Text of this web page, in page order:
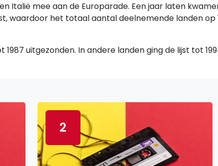
Italië mee aan de Europarade. Een jaar laten
waardoor het totaal aantal deelnemende landen op
uitgezonden. In andere landen ging de lijst tot
2